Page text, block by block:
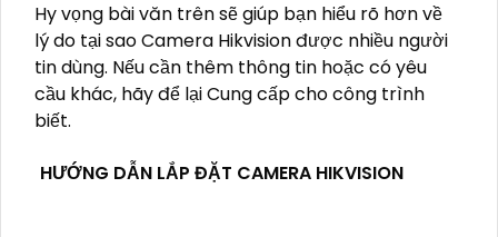
Hy vọng bài văn trên sẽ giúp bạn hiểu rõ hơn về
lý do tại sao Camera Hikvision được nhiều người
tin dùng. Nếu cần thêm thông tin hoặc có yêu
cầu khác, hãy để lại Cung cấp cho công trình
biết.
HƯỚNG DẪN LẮP ĐẶT CAMERA HIKVISION